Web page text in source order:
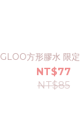
GLOO方形膠水 限
NT$77
NT$85